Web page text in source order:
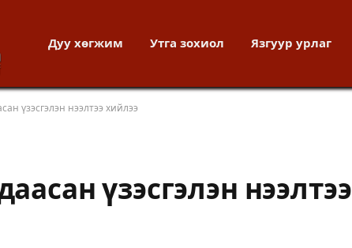
Дуу хөгжим Утга зохиол Язгуур урлаг
үзэсгэлэн нээлтээ хийлээ
үзэсгэлэн нээлтээ